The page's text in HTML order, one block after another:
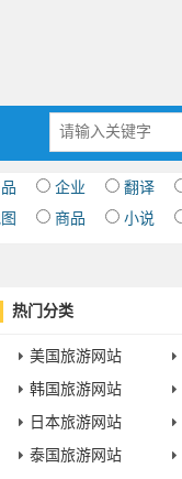
企业 翻译
商品 小说
热门分类
美国旅游网站
韩国旅游网站
日本旅游网站
泰国旅游网站